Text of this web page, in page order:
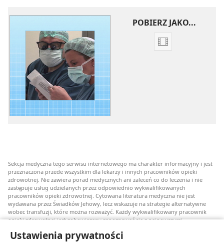
Ustawienia prywatności
POBIERZ JAKO...
Opcje
bezpieczne
Sekcja medyczna tego serwisu internetowego ma charakter informacyjny i jest
przeznaczona przede wszystkim dla lekarzy i innych pracowników opieki
zdrowotnej. Nie zawiera porad medycznych ani zaleceń co do leczenia i nie
zastępuje usług udzielanych przez odpowiednio wykwalifikowanych
pracowników opieki zdrowotnej. Cytowana literatura medyczna nie jest
wydawana przez Świadków Jehowy, lecz wskazuje na strategie alternatywne
wobec transfuzji, które można rozważyć. Każdy wykwalifikowany pracownik
opieki zdrowotnej jest zobowiązany zapoznawać się z najnowszymi
pomóc mu w dokonaniu wyboru stosownie do jego stanu zdrowia, życzeń,
wartości i przekonań. Nie wszystkie wymienione strategie są odpowiednie dla